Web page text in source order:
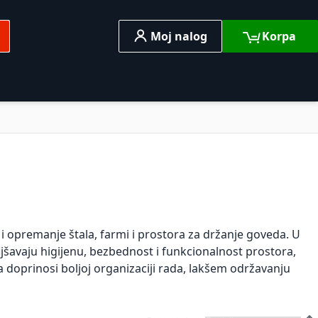
Moj nalog Korpa
štala, farmi i prostora za držanje goveda. U
higijenu, bezbednost i funkcionalnost prostora,
boljoj organizaciji rada, lakšem održavanju